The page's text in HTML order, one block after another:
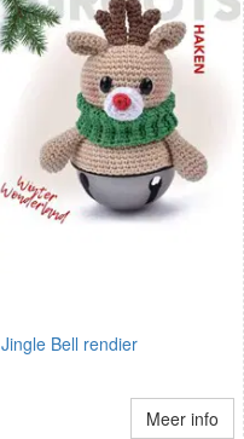
Jingle Bell rendier
Meer info